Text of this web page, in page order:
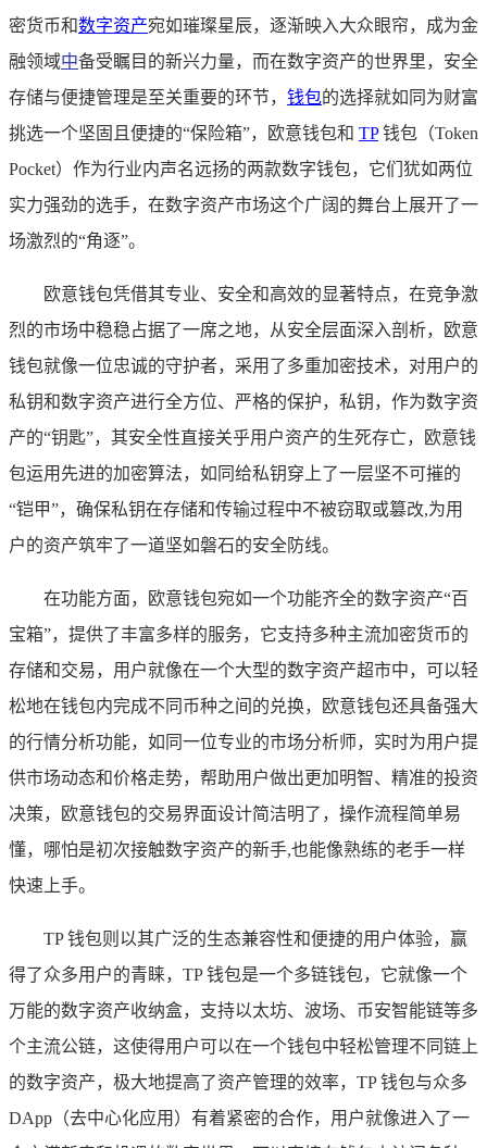
密货币和数字资产宛如璀璨星辰，逐渐映入大众眼帘，成为金
融领域中备受瞩目的新兴力量，而在数字资产的世界里，安全
存储与便捷管理是至关重要的环节， 钱包的选择就如同为财富
挑选一个坚固且便捷的“保险箱”，欧意钱包和 TP钱包（Token
Pocket）作为行业内声名远扬的两款数字钱包，它们犹如两位
实力强劲的选手，在数字资产市场这个广阔的舞台上展开了一
场激烈的“角逐”。
欧意钱包凭借其专业、安全和高效的显著特点，在竞争激
烈的市场中稳稳占据了一席之地，从安全层面深入剖析，欧意
钱包就像一位忠诚的守护者，采用了多重加密技术，对用户的
私钥和数字资产进行全方位、严格的保护，私钥，作为数字资
产的“钥匙”，其安全性直接关乎用户资产的生死存亡，欧意钱
包运用先进的加密算法，如同给私钥穿上了一层坚不可摧的
“铠甲”，确保私钥在存储和传输过程中不被窃取或篡改,为用
户的资产筑牢了一道坚如磐石的安全防线。
在功能方面，欧意钱包宛如一个功能齐全的数字资产“百
宝箱”，提供了丰富多样的服务，它支持多种主流加密货币的
存储和交易，用户就像在一个大型的数字资产超市中，可以轻
松地在钱包内完成不同币种之间的兑换，欧意钱包还具备强大
的行情分析功能，如同一位专业的市场分析师，实时为用户提
供市场动态和价格走势，帮助用户做出更加明智、精准的投资
决策，欧意钱包的交易界面设计简洁明了，操作流程简单易
懂，哪怕是初次接触数字资产的新手,也能像熟练的老手一样
快速上手。
TP 钱包则以其广泛的生态兼容性和便捷的用户体验，赢
得了众多用户的青睐，TP 钱包是一个多链钱包，它就像一个
万能的数字资产收纳盒，支持以太坊、波场、币安智能链等多
个主流公链，这使得用户可以在一个钱包中轻松管理不同链上
的数字资产，极大地提高了资产管理的效率，TP 钱包与众多
DApp（去中心化应用）有着紧密的合作，用户就像进入了一